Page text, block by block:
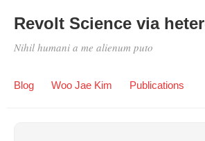
Revolt Science via
Nihil humani a me alienum puto
Blog Woo Jae Kim Publications